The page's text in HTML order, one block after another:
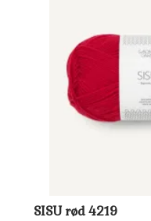
SISU rød 4219